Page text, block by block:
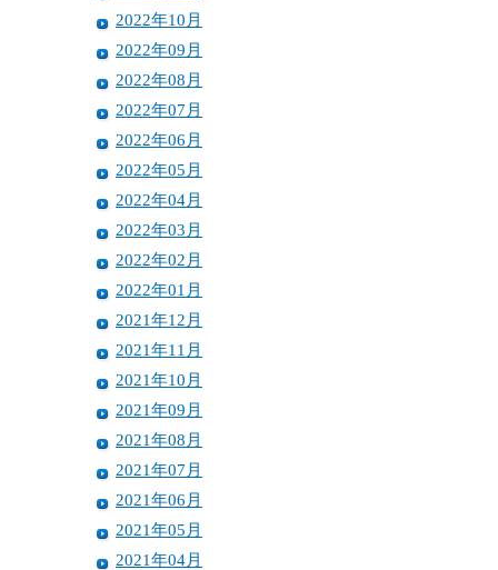
2022年10月
2022年09月
2022年08月
2022年07月
2022年06月
2022年05月
2022年04月
2022年03月
2022年02月
2022年01月
2021年12月
2021年11月
2021年10月
2021年09月
2021年08月
2021年07月
2021年06月
2021年05月
2021年04月